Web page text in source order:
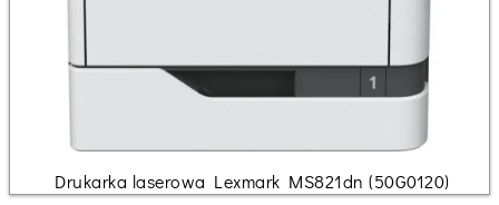
Drukarka laserowa Lexmark MS821dn (50G0120)